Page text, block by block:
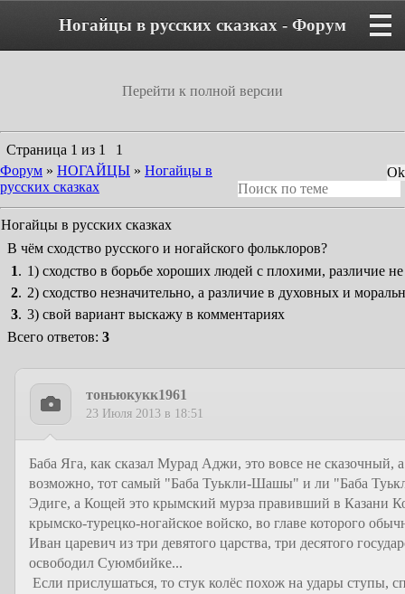
Ногайцы в русских сказках - Форум
Перейти к полной версии
Страница 1 из 1
1
Форум » НОГАЙЦЫ » Ногайцы в
русских сказках
Ногайцы в русских сказках
В чём сходство русского и ногайского фольклоров?
1. 1) сходство в борьбе хороших людей с плохими, различие
2. 2) сходство незначительно, а различие в духовных и
3. 3) свой вариант выскажу в комментариях
Всего ответов: 3
тоньюкукк1961
23 Июля 2013 в 18:51
Баба Яга, как сказал Мурад Аджи, это вовсе не
возможно, тот самый "Баба Туькли-Шашы" и ли "Баба
Эдиге, а Кощей это крымский мурза правивший в Казани
крымско-турецко-ногайское войско, во главе которого
Иван царевич из три девятого царства, три десятого
освободил Суюмбийке...
Если прислушаться, то стук колёс похож на удары ступы,